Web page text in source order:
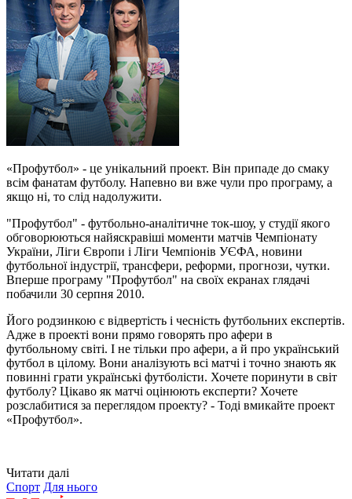
«Профутбол» - це унікальний проект. Він припаде до смаку
всім фанатам футболу. Напевно ви вже чули про програму, а
якщо ні, то слід надолужити.
"Профутбол" - футбольно-аналітичне ток-шоу, у студії якого
обговорюються найяскравіші моменти матчів Чемпіонату
України, Ліги Європи і Ліги Чемпіонів УЄФА, новини
футбольної індустрії, трансфери, реформи, прогнози, чутки.
Вперше програму "Профутбол" на своїх екранах глядачі
побачили 30 серпня 2010.
Його родзинкою є відвертість і чесність футбольних експертів.
Адже в проекті вони прямо говорять про афери в
футбольному світі. І не тільки про афери, а й про український
футбол в цілому. Вони аналізують всі матчі і точно знають як
повинні грати українські футболісти. Хочете поринути в світ
футболу? Цікаво як матчі оцінюють експерти? Хочете
розслабитися за переглядом проекту? - Тоді вмикайте проект
«Профутбол».
Читати далі
Спорт Для нього